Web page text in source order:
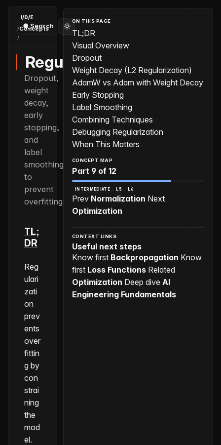
I/D/E
/Concepts
/
Search
Regularization
Dropout,
weight
decay,
early
stopping,
and
label
smoothing
to
prevent
overfitting
TL;
DR
Reg
ulari
zati
on
prev
ents
over
fittin
g by
con
strai
ning
the
mod
el.
ON THIS PAGE
TL;DR
Visual Overview
Dropout
Weight Decay (L2 Regularization)
AdamW vs Adam with Weight Decay
Early Stopping
Label Smoothing
Combining Techniques
Debugging Regularization
When This Matters
CONCEPT MAP
Part 9 of 12
INTERMEDIATE L5 L6
Prev Normalization Next
Optimization
CONTEXT LINKS
Useful next steps
Know first Backpropagation Know
first Loss Functions Related
Optimization Deep dive AI
Engineering Fundamentals